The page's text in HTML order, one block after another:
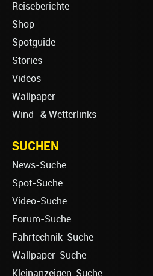
Reiseberichte
Shop
Spotguide
Stories
Videos
Wallpaper
Wind- & Wetterlinks
SUCHEN
News-Suche
Spot-Suche
Video-Suche
Forum-Suche
Fahrtechnik-Suche
Wallpaper-Suche
Kleinanzeigen-Suche